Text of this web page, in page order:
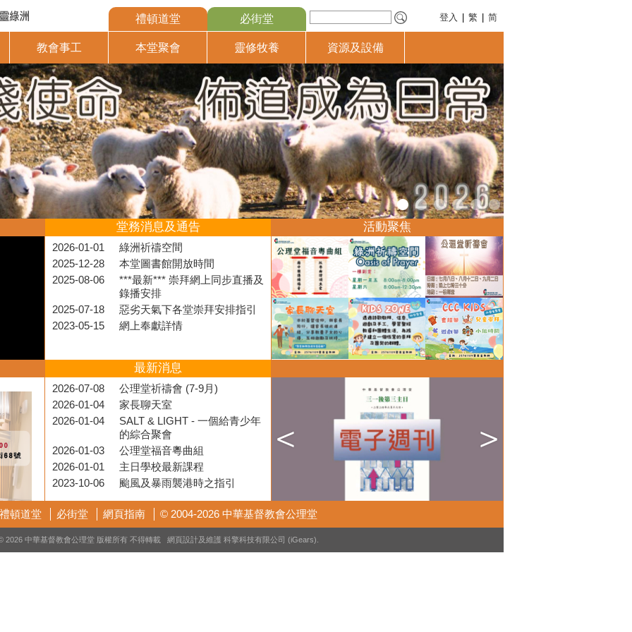
禮頓道堂 必街堂 登入 繁 简
教會事工 本堂聚會 靈修牧養 資源及設備
堂務消息及通告
2026-01-01
綠洲祈禱空間
2025-12-28
本堂圖書館開放時間
2025-08-06
***最新*** 崇拜網上同步直播及
錄播安排
2025-07-18
惡劣天氣下各堂崇拜安排指引
2023-05-15
網上奉獻詳情
活動聚焦
最新消息
2026-07-08
公理堂祈禱會 (7-9月)
2026-01-04
家長聊天室
2026-01-04
SALT & LIGHT - 一個給青少年
的綜合聚會
2026-01-03
公理堂福音粵曲組
2026-01-01
主日學校最新課程
2023-10-06
颱風及暴雨襲港時之指引
頓道堂 必街堂 網頁指南 © 2004-2026 中華基督教會公理堂
2026 中華基督教會公理堂 版權所有 不得轉載 網頁設計及維護 科擎科技有限公司 (iGears)